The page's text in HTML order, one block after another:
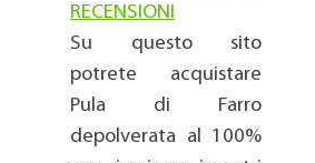
RECENSIONI
Su questo sito
potrete acquistare
Pula di Farro
depolverata al 100%